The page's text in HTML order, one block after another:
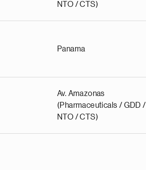
NTO / CTS)
Panama
Av. Amazonas
(Pharmaceuticals / GDD /
NTO / CTS)